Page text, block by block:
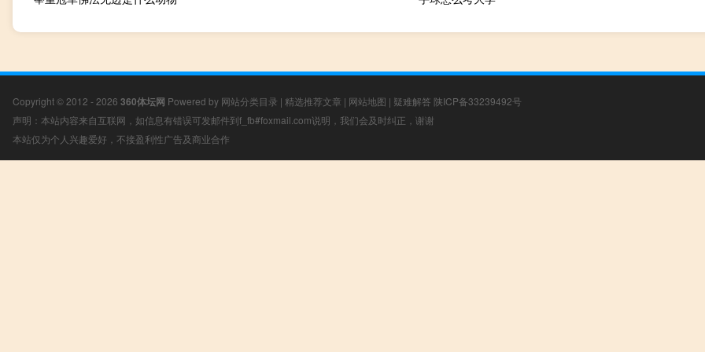
Copyright © 2012 - 2026 360体坛网 Powered by 网站分类目录 | 精选推荐文章 | 网站地图 | 疑难解答 陕ICP备33239492号
声明：本站内容来自互联网，如信息有错误可发邮件到f_fb#foxmail.com说明，我们会及时纠正，谢谢
本站仅为个人兴趣爱好，不接盈利性广告及商业合作